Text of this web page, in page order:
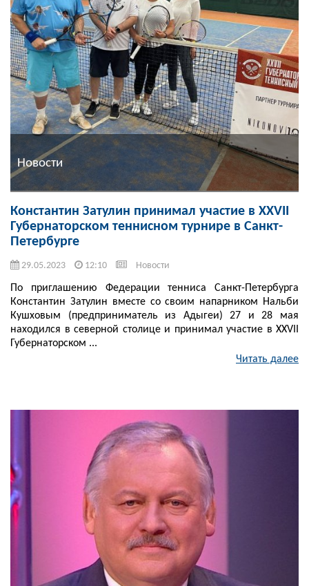
Новости
Константин Затулин принимал участие в XXVII
Губернаторском теннисном турнире в Санкт-
Петербурге
29.05.2023 12:10 Новости
По приглашению Федерации тенниса Санкт-Петербурга
Константин Затулин вместе со своим напарником Нальби
Кушховым (предприниматель из Адыгеи) 27 и 28 мая
находился в северной столице и принимал участие в XXVII
Губернаторском ...
Читать далее